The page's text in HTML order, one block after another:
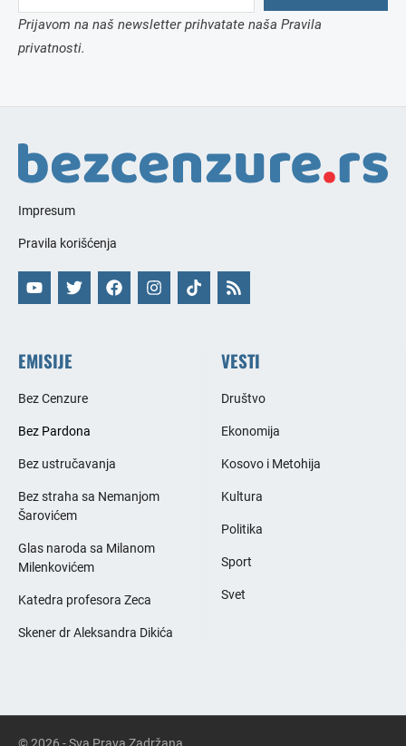
Prijavom na naš newsletter prihvatate naša Pravila
privatnosti.
Impresum
Pravila korišćenja
EMISIJE
Bez Cenzure
Bez Pardona
Bez ustručavanja
Bez straha sa Nemanjom
Šarovićem
Glas naroda sa Milanom
Milenkovićem
Katedra profesora Zeca
Skener dr Aleksandra Dikića
VESTI
Društvo
Ekonomija
Kosovo i Metohija
Kultura
Politika
Sport
Svet